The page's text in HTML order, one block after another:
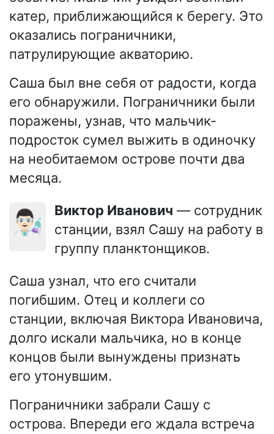
катер, приближающийся к берегу. Это
оказались пограничники,
патрулирующие акваторию.
Саша был вне себя от радости, когда
его обнаружили. Пограничники были
поражены, узнав, что мальчик-
подросток сумел выжить в одиночку
на необитаемом острове почти два
месяца.
👨🏻‍🔬 Виктор Иванович — сотрудник
станции, взял Сашу на работу в
группу планктонщиков.
Саша узнал, что его считали
погибшим. Отец и коллеги со
станции, включая Виктора Ивановича,
долго искали мальчика, но в конце
концов были вынуждены признать
его утонувшим.
Пограничники забрали Сашу с
острова. Впереди его ждала встреча